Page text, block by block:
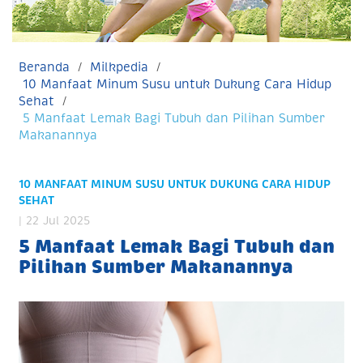
Beranda
Milkpedia
10 Manfaat Minum Susu untuk Dukung Cara Hidup
Sehat
5 Manfaat Lemak Bagi Tubuh dan Pilihan Sumber
Makanannya
10 MANFAAT MINUM SUSU UNTUK DUKUNG CARA HIDUP
SEHAT
| 22 Jul 2025
5 Manfaat Lemak Bagi Tubuh dan
Pilihan Sumber Makanannya